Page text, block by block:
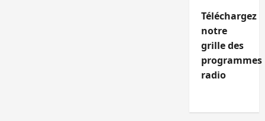
Téléchargez
notre
grille des
programmes
radio